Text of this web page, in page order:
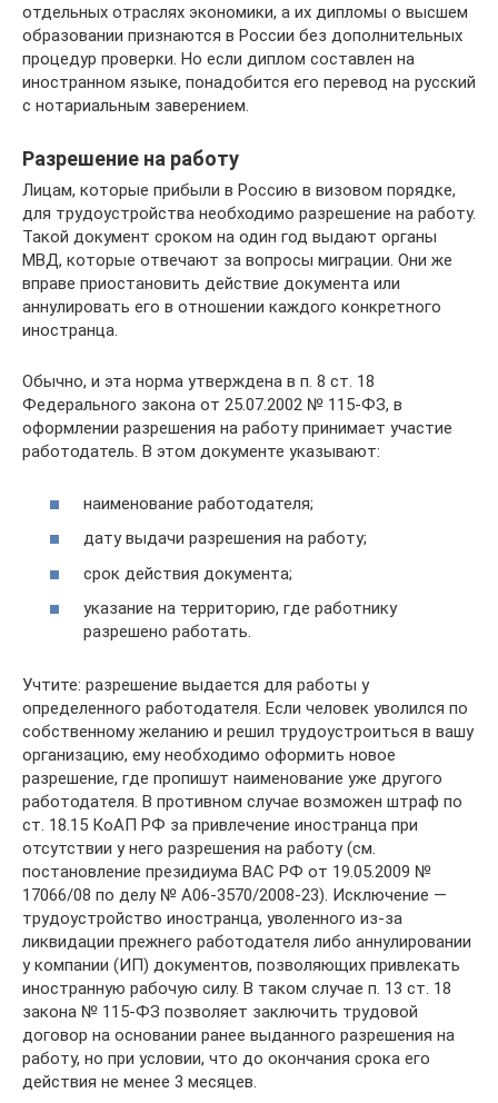
отдельных отраслях экономики, а их дипломы о высшем
образовании признаются в России без дополнительных
процедур проверки. Но если диплом составлен на
иностранном языке, понадобится его перевод на русский
с нотариальным заверением.
Разрешение на работу
Лицам, которые прибыли в Россию в визовом порядке,
для трудоустройства необходимо разрешение на работу.
Такой документ сроком на один год выдают органы
МВД, которые отвечают за вопросы миграции. Они же
вправе приостановить действие документа или
аннулировать его в отношении каждого конкретного
иностранца.
Обычно, и эта норма утверждена в п. 8 ст. 18
Федерального закона от 25.07.2002 № 115-ФЗ, в
оформлении разрешения на работу принимает участие
работодатель. В этом документе указывают:
наименование работодателя;
дату выдачи разрешения на работу;
срок действия документа;
указание на территорию, где работнику
разрешено работать.
Учтите: разрешение выдается для работы у
определенного работодателя. Если человек уволился по
собственному желанию и решил трудоустроиться в вашу
организацию, ему необходимо оформить новое
разрешение, где пропишут наименование уже другого
работодателя. В противном случае возможен штраф по
ст. 18.15 КоАП РФ за привлечение иностранца при
отсутствии у него разрешения на работу (см.
постановление президиума ВАС РФ от 19.05.2009 №
17066/08 по делу № А06-3570/2008-23). Исключение —
трудоустройство иностранца, уволенного из-за
ликвидации прежнего работодателя либо аннулировании
у компании (ИП) документов, позволяющих привлекать
иностранную рабочую силу. В таком случае п. 13 ст. 18
закона № 115-ФЗ позволяет заключить трудовой
договор на основании ранее выданного разрешения на
работу, но при условии, что до окончания срока его
действия не менее 3 месяцев.